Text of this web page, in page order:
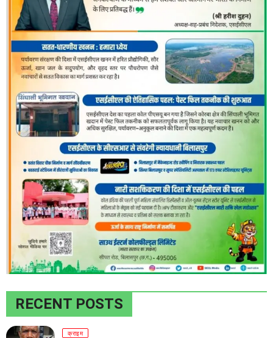
RECENT POSTS
क्राइम